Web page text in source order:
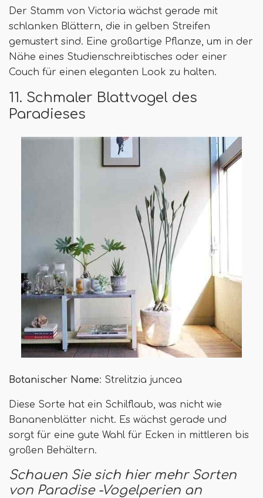
Der Stamm von Victoria wächst gerade mit
schlanken Blättern, die in gelben Streifen
gemustert sind. Eine großartige Pflanze, um in der
Nähe eines Studienschreibtisches oder einer
Couch für einen eleganten Look zu halten.
11. Schmaler Blattvogel des
Paradieses
Botanischer Name: Strelitzia juncea
Diese Sorte hat ein Schilflaub, was nicht wie
Bananenblätter nicht. Es wächst gerade und
sorgt für eine gute Wahl für Ecken in mittleren bis
großen Behältern.
Schauen Sie sich hier mehr Sorten
von Paradise -Vogelperien an